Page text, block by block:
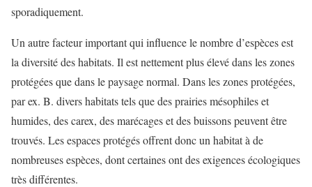
sporadiquement.
Un autre facteur important qui influence le nombre d’espèces est
la diversité des habitats. Il est nettement plus élevé dans les zones
protégées que dans le paysage normal. Dans les zones protégées,
par ex. B. divers habitats tels que des prairies mésophiles et
humides, des carex, des marécages et des buissons peuvent être
trouvés. Les espaces protégés offrent donc un habitat à de
nombreuses espèces, dont certaines ont des exigences écologiques
très différentes.